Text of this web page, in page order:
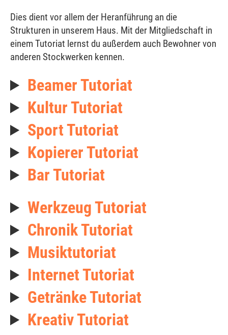
Dies dient vor allem der Heranführung an die
Strukturen in unserem Haus. Mit der Mitgliedschaft in
einem Tutoriat lernst du außerdem auch Bewohner von
anderen Stockwerken kennen.
Beamer Tutoriat
Kultur Tutoriat
Sport Tutoriat
Kopierer Tutoriat
Bar Tutoriat
Werkzeug Tutoriat
Chronik Tutoriat
Musiktutoriat
Internet Tutoriat
Getränke Tutoriat
Kreativ Tutoriat